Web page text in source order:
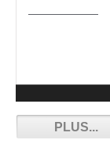
PLUS...